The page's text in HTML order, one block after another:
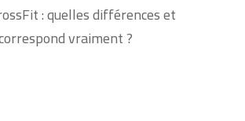
: quelles différences et
vraiment ?